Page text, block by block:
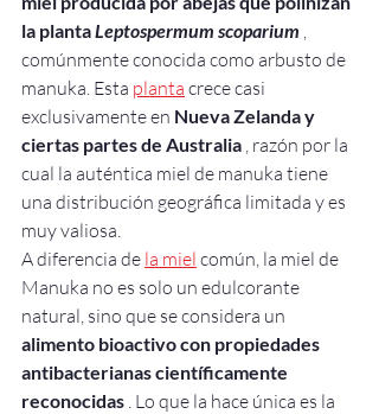
la plantaLeptospermum scoparium ,
comúnmente conocida como arbusto de
manuka. Esta planta crece casi
exclusivamente en Nueva Zelanda y
ciertas partes de Australia , razón por la
cual la auténtica miel de manuka tiene
una distribución geográfica limitada y es
muy valiosa.
A diferencia de la miel común, la miel de
Manuka no es solo un edulcorante
natural, sino que se considera un
alimento bioactivo con propiedades
antibacterianas científicamente
reconocidas . Lo que la hace única es la